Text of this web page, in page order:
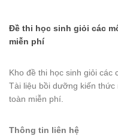
Đề thi học sinh giỏi các
miễn phí
Kho đề thi học sinh giỏi các
Tài liệu bồi dưỡng kiến thức
toàn miễn phí.
Thông tin liên hệ